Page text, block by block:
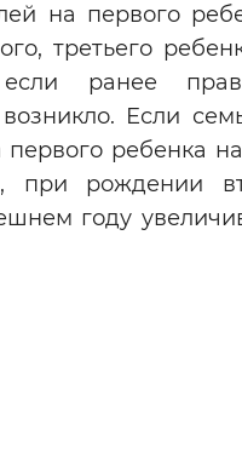
на первого
третьего
если ранее
Если
первого ребенка
при рождении
году